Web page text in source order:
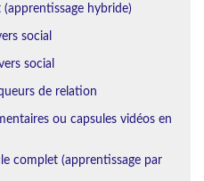
hybride)
social
social
de relation
ou capsules vidéos en
complet (apprentissage par